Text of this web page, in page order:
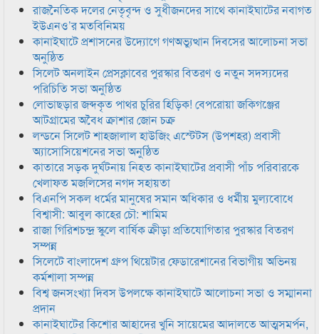
রাজনৈতিক দলের নেতৃবৃন্দ ও সুধীজনদের সাথে কানাইঘাটের নবাগত
ইউএনও’র মতবিনিময়
কানাইঘাটে প্রশাসনের উদ্যোগে গণঅভ্যুত্থান দিবসের আলোচনা সভা
অনুষ্ঠিত
সিলেট অনলাইন প্রেসক্লাবের পুরস্কার বিতরণ ও নতুন সদস্যদের
পরিচিতি সভা অনুষ্ঠিত
লোভাছড়ার জব্দকৃত পাথর চুরির হিড়িক! বেপরোয়া জকিগঞ্জের
আটগ্রামের অবৈধ ক্রাশার জোন চক্র
লন্ডনে সিলেট শাহজালাল হাউজিং এস্টেটস (উপশহর) প্রবাসী
অ্যাসোসিয়েশনের সভা অনুষ্ঠিত
কাতারে সড়ক দুর্ঘটনায় নিহত কানাইঘাটের প্রবাসী পাঁচ পরিবারকে
খেলাফত মজলিসের নগদ সহায়তা
বিএনপি সকল ধর্মের মানুষের সমান অধিকার ও ধর্মীয় মুল্যবোধে
বিশ্বাসী: আবুল কাহের চৌ: শামিম
রাজা গিরিশচন্দ্র স্কুলে বার্ষিক ক্রীড়া প্রতিযোগিতার পুরস্কার বিতরণ
সম্পন্ন
সিলেটে বাংলাদেশ গ্রুপ থিয়েটার ফেডারেশানের বিভাগীয় অভিনয়
কর্মশালা সম্পন্ন
বিশ্ব জনসংখ্যা দিবস উপলক্ষে কানাইঘাটে আলোচনা সভা ও সম্মাননা
প্রদান
কানাইঘাটের কিশোর আহাদের খুনি সায়েমের আদালতে আত্মসমর্পন,